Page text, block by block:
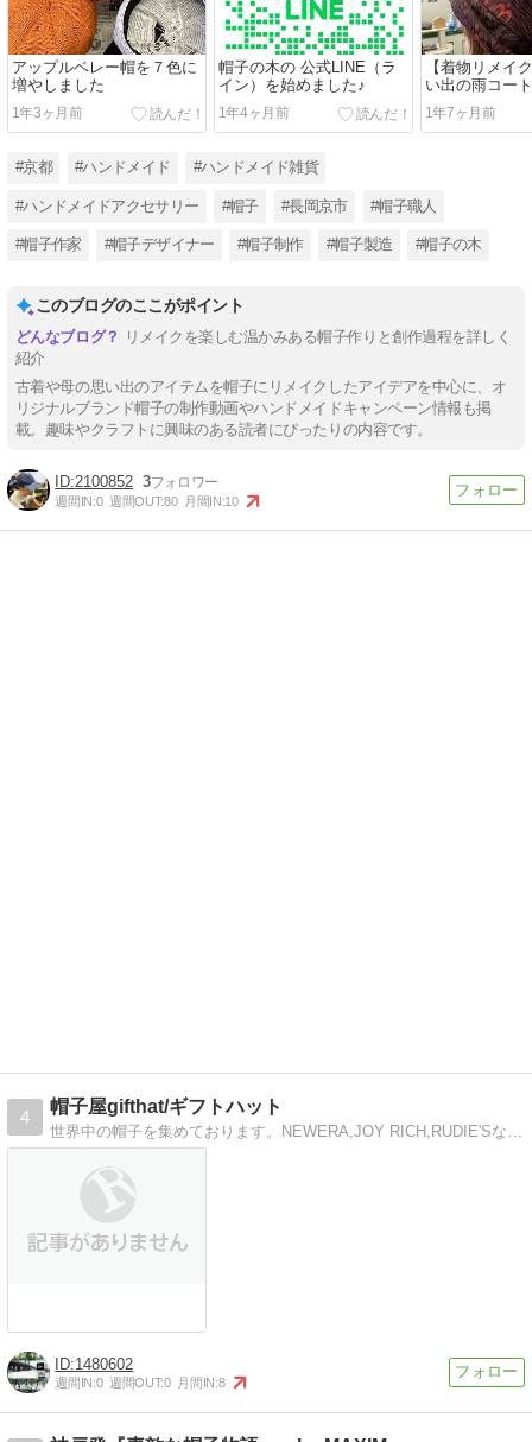
アップルベレー帽を７色に
増やしました
1年3ヶ月前
帽子の木の 公式LINE（ラ
イン）を始めました♪
1年4ヶ月前
【着物リメイ
い出の雨コー
ットにリメイ
1年7ヶ月前
#京都 #ハンドメイド #ハンドメイド雑貨
#ハンドメイドアクセサリー #帽子 #長岡京市 #帽子職人
#帽子作家 #帽子デザイナー #帽子制作 #帽子製造 #帽子の木
このブログのここがポイント
リメイクを楽しむ温かみある帽子作りと創作過程を詳しく
紹介
古着や母の思い出のアイテムを帽子にリメイクしたアイデアを中心に、オ
リジナルブランド帽子の制作動画やハンドメイドキャンペーン情報も掲
載。趣味やクラフトに興味のある読者にぴったりの内容です。
2100852 3
週間IN:0 週間OUT:80 月間IN:10
4
帽子屋gifthat/ギフトハット
世界中の帽子を集めております。NEWERA,JOY RICH,RUDIE'Sなど国内外問わず紹介中
1480602
週間IN:0 週間OUT:0 月間IN:8